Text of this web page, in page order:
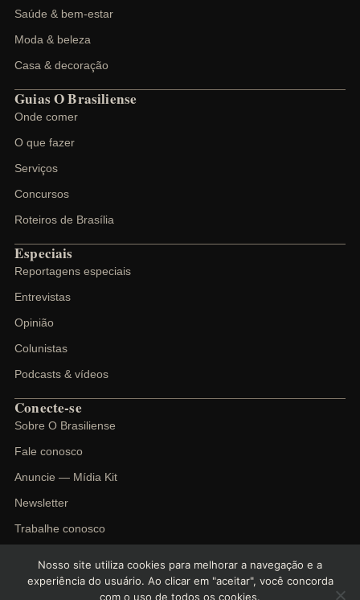
Saúde & bem-estar
Moda & beleza
Casa & decoração
Guias O Brasiliense
Onde comer
O que fazer
Serviços
Concursos
Roteiros de Brasília
Especiais
Reportagens especiais
Entrevistas
Opinião
Colunistas
Podcasts & vídeos
Conecte-se
Sobre O Brasiliense
Fale conosco
Anuncie — Mídia Kit
Newsletter
Trabalhe conosco
Nosso site utiliza cookies para melhorar a navegação e a
experiência do usuário. Ao clicar em "aceitar", você concorda
com o uso de todos os cookies.